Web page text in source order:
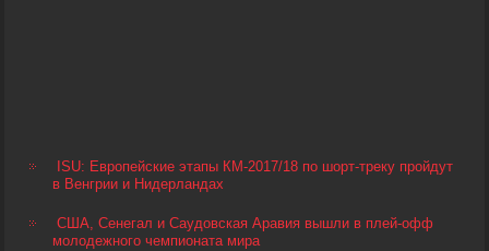
ISU: Европейские этапы КМ-2017/18 по шорт-треку пройдут
в Венгрии и Нидерландах
США, Сенегал и Саудовская Аравия вышли в плей-офф
молодежного чемпионата мира